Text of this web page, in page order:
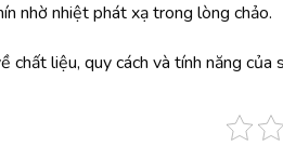
nhờ nhiệt phát xạ trong lòng chảo.
liệu, quy cách và tính năng của